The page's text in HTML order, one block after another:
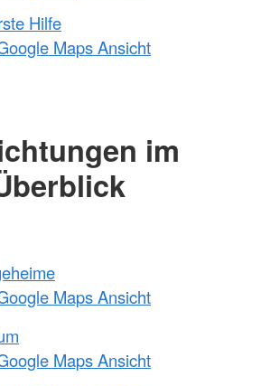
Hilfe
Maps Ansicht
im
Maps Ansicht
Maps Ansicht